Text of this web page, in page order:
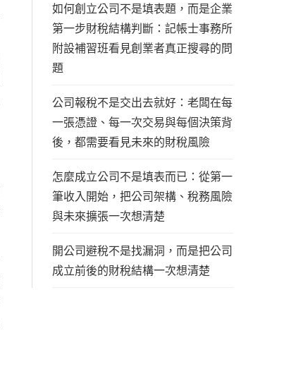
如何創立公司不是填表題，而是企業
第一步財稅結構判斷：記帳士事務所
附設補習班看見創業者真正搜尋的問
題
公司報稅不是交出去就好：老闆在每
一張憑證、每一次交易與每個決策背
後，都需要看見未來的財稅風險
怎麼成立公司不是填表而已：從第一
筆收入開始，把公司架構、稅務風險
與未來擴張一次想清楚
開公司避稅不是找漏洞，而是把公司
成立前後的財稅結構一次想清楚